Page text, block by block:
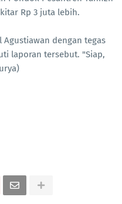
Rp 3 juta lebih.
Agustiawan dengan tegas
laporan tersebut. "Siap,